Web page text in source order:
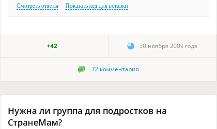
Смотреть ответы
Показать код для вставки
+42 30 ноября 2009 года
72 комментария
Нужна ли группа для подростков на
СтранеМам?